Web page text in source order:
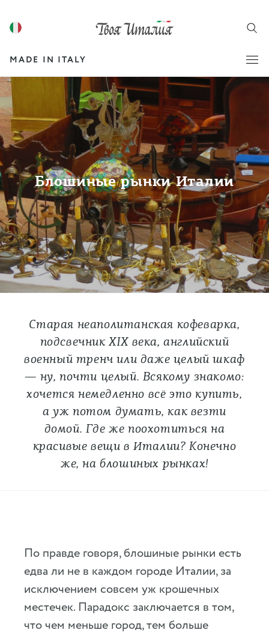
MADE IN ITALY
Блошиные рынки Италии
Старая неаполитанская кофеварка,
подсвечник XIX века, английский
военный тренч или даже целый шкаф
— ну, почти целый. Всякому знакомо:
хочется немедленно всё это купить,
а уж потом думать, как везти
домой. Где же поохотиться на
красивые вещи в Италии? Конечно
же, на блошиных рынках!
По правде говоря, блошиные рынки есть
едва ли не в каждом городе Италии, за
исключением совсем уж крошечных
местечек. Парадокс заключается в том,
что чем меньше город, тем больше